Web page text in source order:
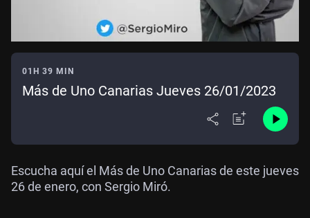
01H 39 MIN
Más de Uno Canarias Jueves 26/01/2023
Escucha aquí el Más de Uno Canarias de este jueves
26 de enero, con Sergio Miró.